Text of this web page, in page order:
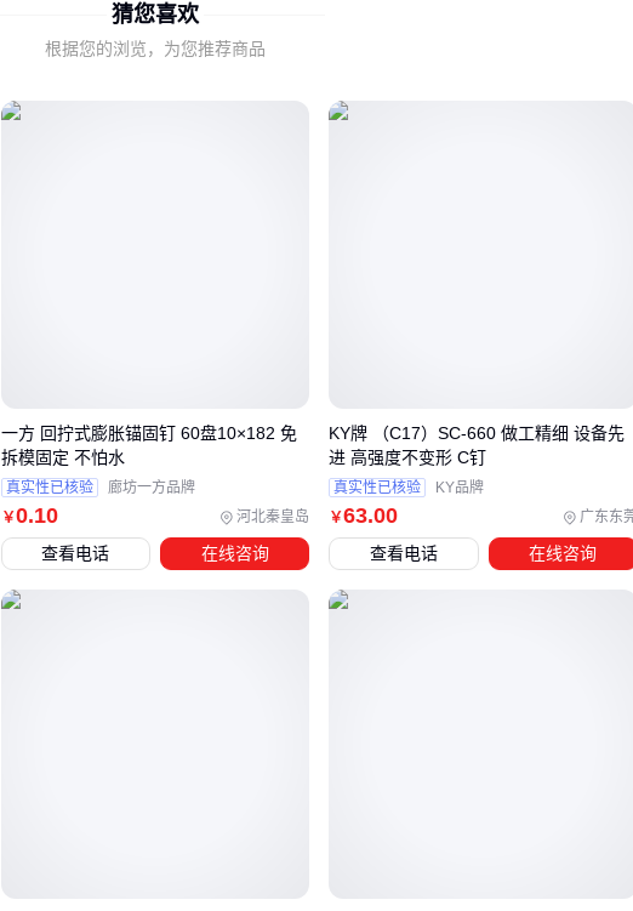
二、材质与头型：那些规格参数表不会告诉你的关键差
相同M6x25规格下，不同材质的性能分水岭：
这些差异解释了为何同规格螺丝在振动环境、腐蚀场景或高频
维护需求中表现迥异，接下来我们将具体分析不同应用场景的
三、如何根据使用环境选择M6x25螺丝？
猜您喜欢
根据您的浏览，为您推荐商品
￥0.10 河北秦皇岛
一方 回拧式膨胀锚固钉 60盘10×182 免
拆模固定 不怕水
真实性已核验 廊坊一方品牌
查看电话 在线咨询
￥63.00 广东东
KY牌 （C17）SC-660 做工精细 设备先
进 高强度不变形 C钉
真实性已核验 KY品牌
查看电话 在线咨询